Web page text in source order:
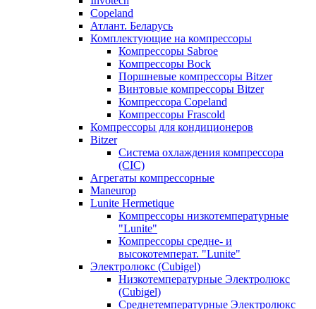
Copeland
Атлант. Беларусь
Комплектующие на компрессоры
Компрессоры Sabroe
Компрессоры Bock
Поршневые компрессоры Bitzer
Винтовые компрессоры Bitzer
Компрессора Copeland
Компрессоры Frascold
Компрессоры для кондиционеров
Bitzer
Система охлаждения компрессора
(CIC)
Агрегаты компрессорные
Maneurop
Lunite Hermetique
Компрессоры низкотемпературные
"Lunite"
Компрессоры средне- и
высокотемперат. "Lunite"
Электролюкс (Cubigel)
Низкотемпературные Электролюкс
(Cubigel)
Среднетемпературные Электролюкс